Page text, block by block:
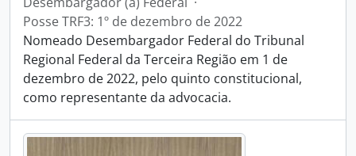
Posse TRF3: 1º de dezembro de 2022
Nomeado Desembargador Federal do Tribunal
Regional Federal da Terceira Região em 1 de
dezembro de 2022, pelo quinto constitucional,
como representante da advocacia.